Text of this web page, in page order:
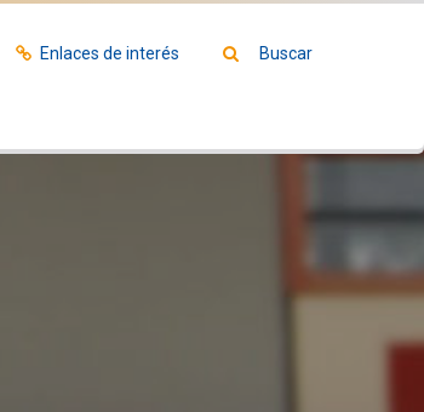
Enlaces de interés Buscar